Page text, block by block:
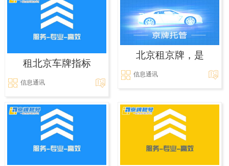
租北京车牌指标
信息通讯
北京租京牌，是
信息通讯